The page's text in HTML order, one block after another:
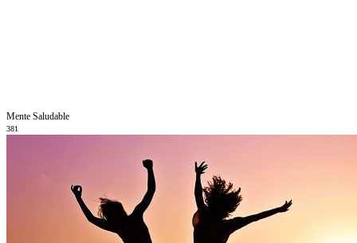
Mente Saludable
381